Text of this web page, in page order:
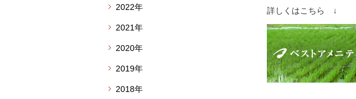
詳しくはこちら ↓
2022年
2021年
2020年
2019年
2018年